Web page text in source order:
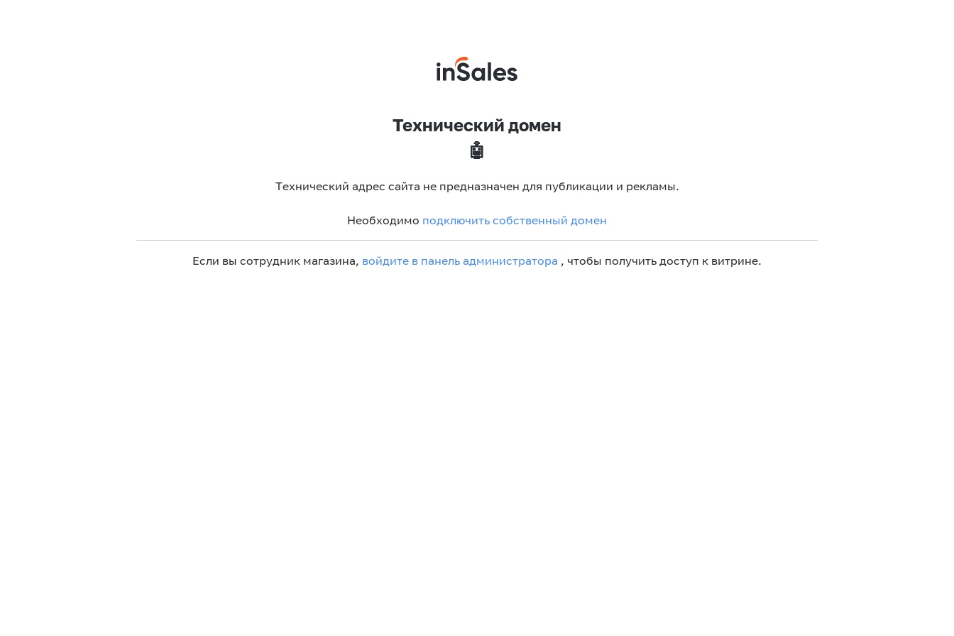
Технический домен
🤖
Технический адрес сайта не предназначен для публикации и рекламы.
Необходимо подключить собственный домен
Если вы сотрудник магазина, войдите в панель администратора , чтобы получить доступ к витрине.